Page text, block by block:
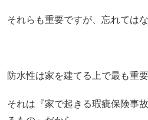
それらも重要ですが、忘れては
防水性は家を建てる上で最も重
それは『家で起きる瑕疵保険事